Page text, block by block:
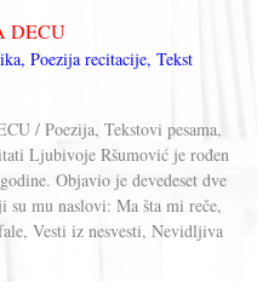
DECU
, Poezija recitacije, Tekst
/ Poezija, Tekstovi pesama,
Ljubivoje Ršumović je rođen
Objavio je devedeset dve
su mu naslovi: Ma šta mi reče,
Vesti iz nesvesti, Nevidljiva